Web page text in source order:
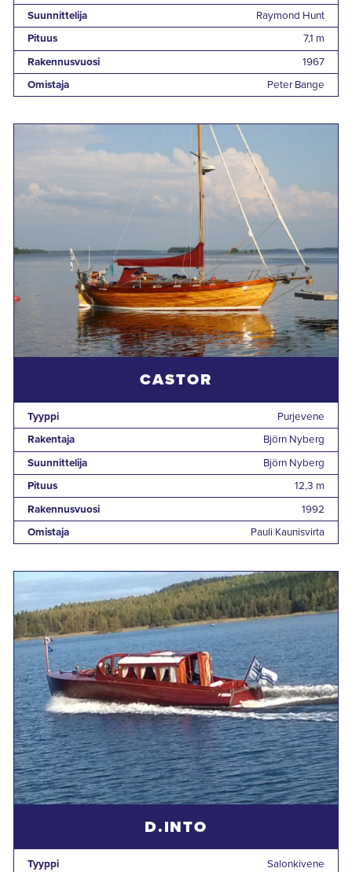
Suunnittelija
Raymond Hunt
Pituus
7,1 m
Rakennusvuosi
1967
Omistaja
Peter Bange
CASTOR
Tyyppi
Purjevene
Rakentaja
Björn Nyberg
Suunnittelija
Björn Nyberg
Pituus
12,3 m
Rakennusvuosi
1992
Omistaja
Pauli Kaunisvirta
D.INTO
Tyyppi
Salonkivene